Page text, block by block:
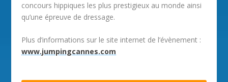
concours hippiques les plus prestigieux au monde ainsi
qu’une épreuve de dressage.
Plus d’informations sur le site internet de l’évènement :
www.jumpingcannes.com